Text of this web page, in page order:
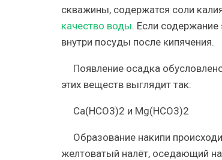
скважины, содержатся соли
качество воды. Если
внутри посуды после кипячения.
Появление осадка
этих веществ выглядит так:
Ca(HCO3)2 и Mg(HCO3)2
Образование накипи
желтоватый налёт, оседающий